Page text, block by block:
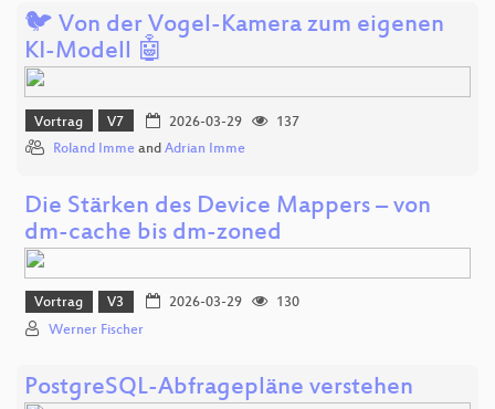
🐦 Von der Vogel-Kamera zum eigenen
KI-Modell 🤖
Vortrag V7 2026-03-29
137
Roland Imme and Adrian Imme
Die Stärken des Device Mappers – von
dm-cache bis dm-zoned
Vortrag V3 2026-03-29
130
Werner Fischer
PostgreSQL-Abfragepläne verstehen